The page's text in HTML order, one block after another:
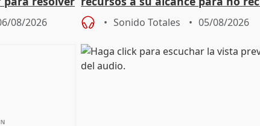
08/2026
más menores migrantes
Sonido Totales 05/08/2026